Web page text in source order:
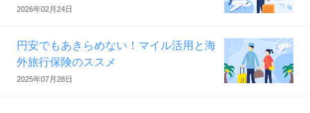
2026年02月24日
円安でもあきらめない！マイル活用と海
外旅行保険のススメ
2025年07月28日